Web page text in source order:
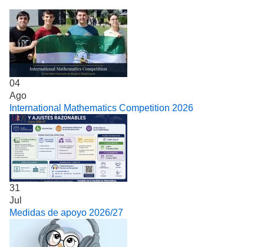
04
Ago
International Mathematics Competition 2026
31
Jul
Medidas de apoyo 2026/27